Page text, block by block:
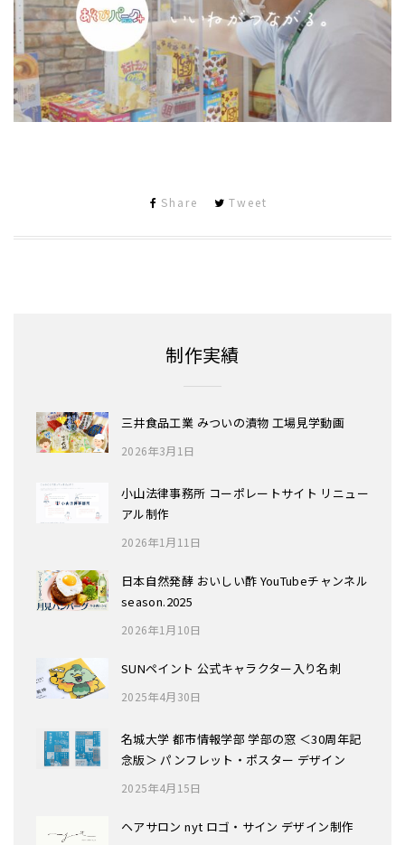
Share Tweet
制作実績
三井食品工業 みついの漬物 工場見学動画
2026年3月1日
小山法律事務所 コーポレートサイト リニュー
アル制作
2026年1月11日
日本自然発酵 おいしい酢 YouTubeチャンネル
season.2025
2026年1月10日
SUNペイント 公式キャラクター入り名刺
2025年4月30日
名城大学 都市情報学部 学部の窓 ＜30周年記
念版＞ パンフレット・ポスター デザイン
2025年4月15日
ヘアサロン nyt ロゴ・サイン デザイン制作